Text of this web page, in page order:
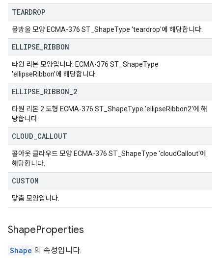
TEARDROP
물방울 모양 ECMA-376 ST_ShapeType 'teardrop'에 해당합니다.
ELLIPSE RIBBON
타원 리본 모양입니다. ECMA-376 ST_ShapeType
'ellipseRibbon'에 해당합니다.
ELLIPSE RIBBON 2
타원 리본 2 도형 ECMA-376 ST_ShapeType 'ellipseRibbon2'에 해
당합니다.
CLOUD CALLOUT
콜아웃 클라우드 모양 ECMA-376 ST_ShapeType 'cloudCallout'에
해당합니다.
CUSTOM
맞춤 모양입니다.
ShapeProperties
Shape 의 속성입니다.